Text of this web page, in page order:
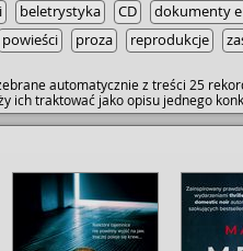
beletrystyka CD
dokumenty
powieści proza reprodukcje
automatycznie z treści 25
ich traktować jako opisu jednego